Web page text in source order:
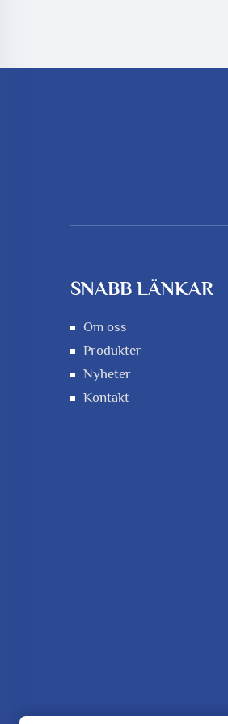
SNABB LÄNKAR
Om oss
Produkter
Nyheter
Kontakt